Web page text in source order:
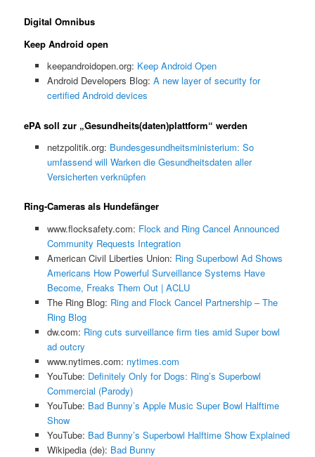
Digital Omnibus
Keep Android open
keepandroidopen.org: Keep Android Open
Android Developers Blog: A new layer of security for
certified Android devices
ePA soll zur „Gesundheits(daten)plattform“ werden
netzpolitik.org: Bundesgesundheitsministerium: So
umfassend will Warken die Gesundheitsdaten aller
Versicherten verknüpfen
Ring-Cameras als Hundefänger
www.flocksafety.com: Flock and Ring Cancel Announced
Community Requests Integration
American Civil Liberties Union: Ring Superbowl Ad Shows
Americans How Powerful Surveillance Systems Have
Become, Freaks Them Out | ACLU
The Ring Blog: Ring and Flock Cancel Partnership – The
Ring Blog
dw.com: Ring cuts surveillance firm ties amid Super bowl
ad outcry
www.nytimes.com: nytimes.com
YouTube: Definitely Only for Dogs: Ring’s Superbowl
Commercial (Parody)
YouTube: Bad Bunny’s Apple Music Super Bowl Halftime
Show
YouTube: Bad Bunny’s Superbowl Halftime Show Explained
Wikipedia (de): Bad Bunny